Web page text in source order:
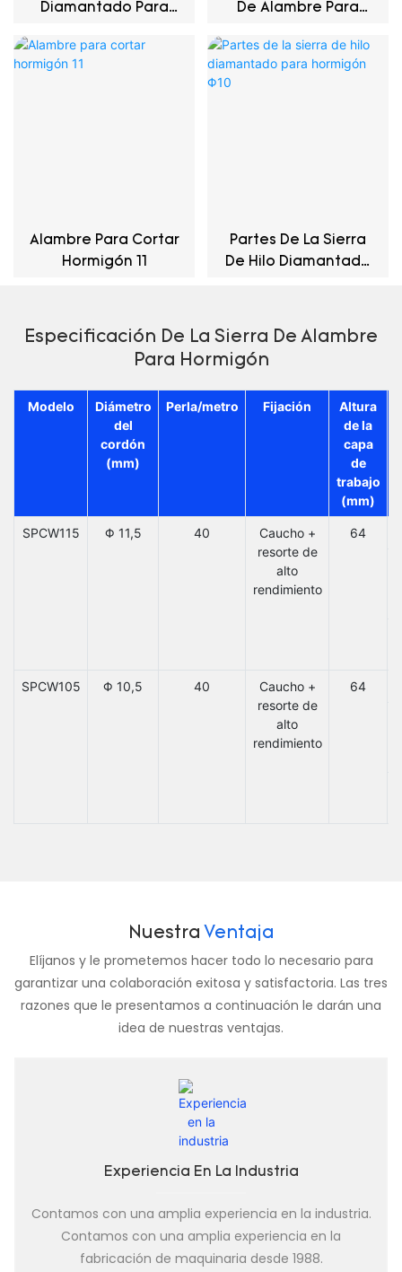
Diamantado Para
De Alambre Para
Alambre Para Cortar
Hormigón 11
Partes De La Sierra
De Hilo Diamantado
Especificación De La Sierra De Alambre
Para Hormigón
Modelo
Diámetro
del
cordón
(mm)
Perla/metro Fijación
Altura
de la
capa
de
trabajo
(mm)
SPCW115 Φ 11,5 40
Caucho +
resorte de
alto
rendimiento
64
SPCW105 Φ 10,5 40
Caucho +
resorte de
alto
rendimiento
64
Nuestra Ventaja
Elíjanos y le prometemos hacer todo lo necesario para
garantizar una colaboración exitosa y satisfactoria. Las tres
razones que le presentamos a continuación le darán una
idea de nuestras ventajas.
Experiencia En La Industria
Contamos con una amplia experiencia en la industria.
Contamos con una amplia experiencia en la
fabricación de maquinaria desde 1988.